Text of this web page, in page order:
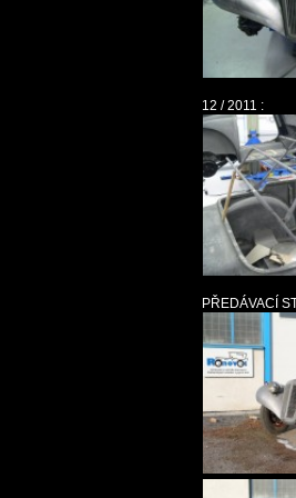
12 / 2011 :
PŘEDÁVACÍ